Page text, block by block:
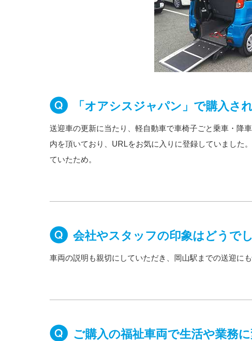
「オアシスジャパン」で購入さ
送迎車の更新に当たり、軽自動車で車椅子ごと乗車・降
内を頂いており、URLをお気に入りに登録していました
ていたため。
会社やスタッフの印象はどうで
車両の説明も親切にしていただき、岡山駅までの送迎に
ご購入の福祉車両で生活や業務